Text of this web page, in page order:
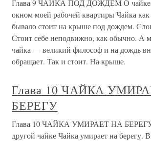
Глава 9 ЧАЙКА ПОД ДОЖДЕМ О чайке
окном моей рабочей квартиры Чайка
бывало стоит на крыше под дождем.
Стоит себе неподвижно, как обычно. А
чайка — великий философ и на дождь
обращает. Так и стоит. На крыше.
Глава 10 ЧАЙКА
БЕРЕГУ
Глава 10 ЧАЙКА УМИРАЕТ НА БЕРЕГУ
другой чайке Чайка умирает на берегу.